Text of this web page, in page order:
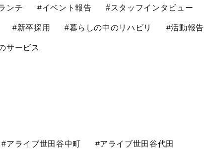
ンチ #イベント報告 #スタッフインタビュー
#新卒採用 #暮らしの中のリハビリ #活動報告
サービス
#アライブ世田谷中町 #アライブ世田谷代田